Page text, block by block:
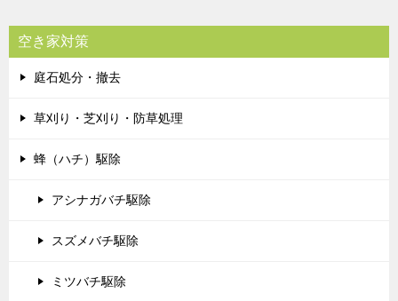
空き家対策
庭石処分・撤去
草刈り・芝刈り・防草処理
蜂（ハチ）駆除
アシナガバチ駆除
スズメバチ駆除
ミツバチ駆除